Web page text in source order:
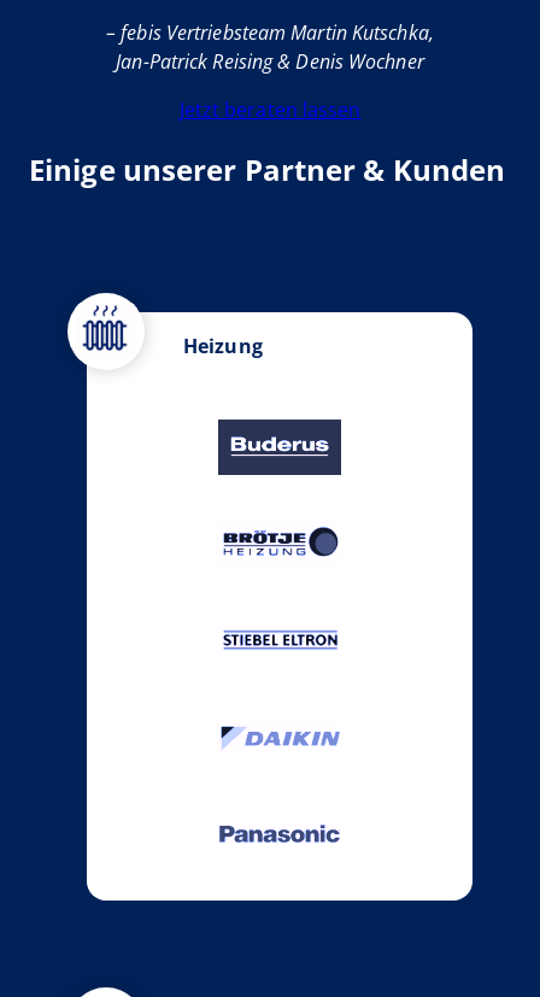
– febis Vertriebsteam Martin Kutschka,
Jan-Patrick Reising & Denis Wochner
Jetzt beraten lassen
Einige unserer Partner & Kunden
Heizung